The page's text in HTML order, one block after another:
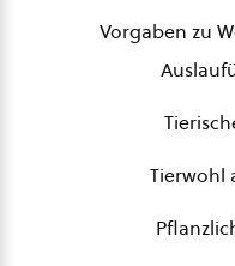
Vorgaben zu
Tierwohl